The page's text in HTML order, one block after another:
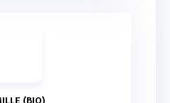
(BIO)